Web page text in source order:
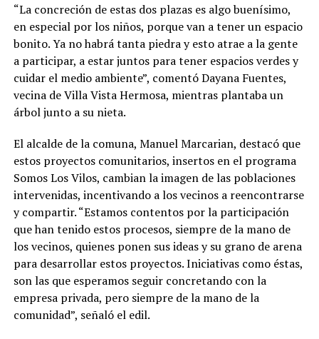
“La concreción de estas dos plazas es algo buenísimo,
en especial por los niños, porque van a tener un espacio
bonito. Ya no habrá tanta piedra y esto atrae a la gente
a participar, a estar juntos para tener espacios verdes y
cuidar el medio ambiente”, comentó Dayana Fuentes,
vecina de Villa Vista Hermosa, mientras plantaba un
árbol junto a su nieta.
El alcalde de la comuna, Manuel Marcarian, destacó que
estos proyectos comunitarios, insertos en el programa
Somos Los Vilos, cambian la imagen de las poblaciones
intervenidas, incentivando a los vecinos a reencontrarse
y compartir. “Estamos contentos por la participación
que han tenido estos procesos, siempre de la mano de
los vecinos, quienes ponen sus ideas y su grano de arena
para desarrollar estos proyectos. Iniciativas como éstas,
son las que esperamos seguir concretando con la
empresa privada, pero siempre de la mano de la
comunidad”, señaló el edil.